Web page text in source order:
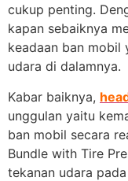
cukup penting.
kapan sebaiknya
keadaan ban mobil
udara di dalamnya.
Kabar baiknya,
unggulan yaitu
ban mobil secara
Bundle with Tire
tekanan udara